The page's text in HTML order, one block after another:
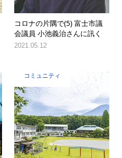
コロナの片隅で(5) 富士市議
会議員 小池義治さんに訊く
2021.05.12
コミュニティ